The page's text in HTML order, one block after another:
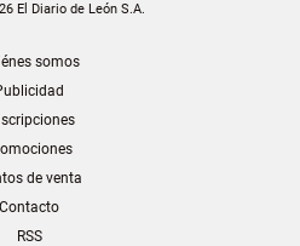
El Diario de León S.A.
somos
de venta
Contacto
RSS